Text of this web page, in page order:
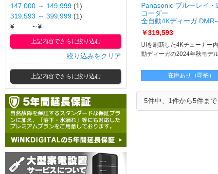
Panasonic ブルーレイ・
コーダー
全自動4Kディーガ
DMR-4X1003
￥319,593
UIを刷新した4Kチューナー
動ディーガの2024年秋モデ
在庫あり（即納）
5件中、1件から5件ま
147,000 ～ 149,999 (1)
319,593 ～ 399,999 (1)
¥
～¥
上記内容でさらに絞り込む
絞り込みをクリア
上記内容でさらに絞り込む